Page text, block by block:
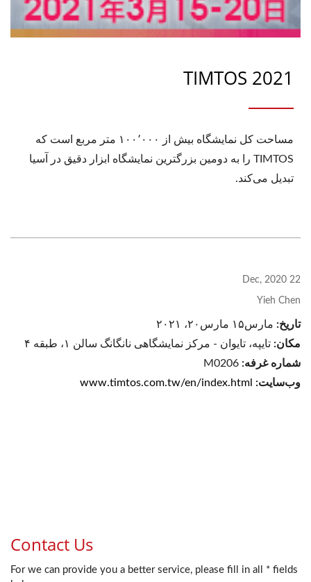
TIMTOS 2021
مساحت کل نمایشگاه بیش از ۱۰۰٬۰۰۰ متر مربع است که
TIMTOS را به دومین بزرگترین نمایشگاه ابزار دقیق در آسیا
تبدیل می‌کند.
22 Dec, 2020
Yieh Chen
تاریخ: مارس۱۵ مارس۲۰، ۲۰۲۱
مکان: تایپه، تایوان - مرکز نمایشگاهی نانگانگ سالن ۱، طبقه ۴
شماره غرفه:
وب‌سایت: www.timtos.com.tw/en/index.html